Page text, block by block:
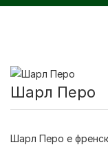
Шарл Перо
Шарл Перо е